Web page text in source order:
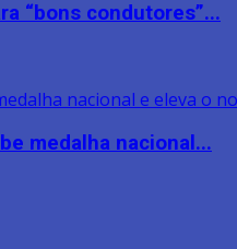
“bons condutores”...
medalha nacional...